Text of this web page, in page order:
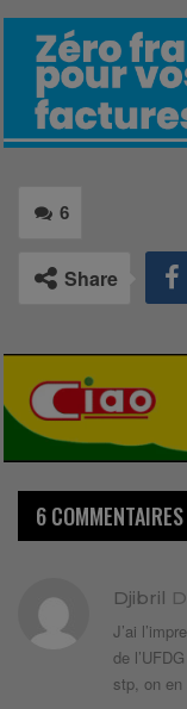
6
Share
6 COMMENTAIRES
Djibril
J’ai
de
stp, on